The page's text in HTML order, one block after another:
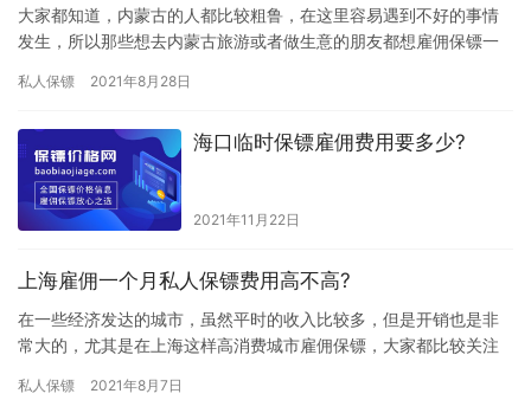
大家都知道，内蒙古的人都比较粗鲁，在这里容易遇到不好的事情
发生，所以那些想去内蒙古旅游或者做生意的朋友都想雇佣保镖一
务价格…
私人保镖 2021年8月28日
海口临时保镖雇佣费用要多少?
2021年11月22日
上海雇佣一个月私人保镖费用高不高?
在一些经济发达的城市，虽然平时的收入比较多，但是开销也是非
常大的，尤其是在上海这样高消费城市雇佣保镖，大家都比较关注
们一…
私人保镖 2021年8月7日